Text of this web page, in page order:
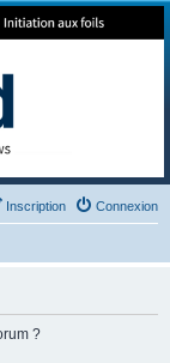
Connexion
Inscription
?